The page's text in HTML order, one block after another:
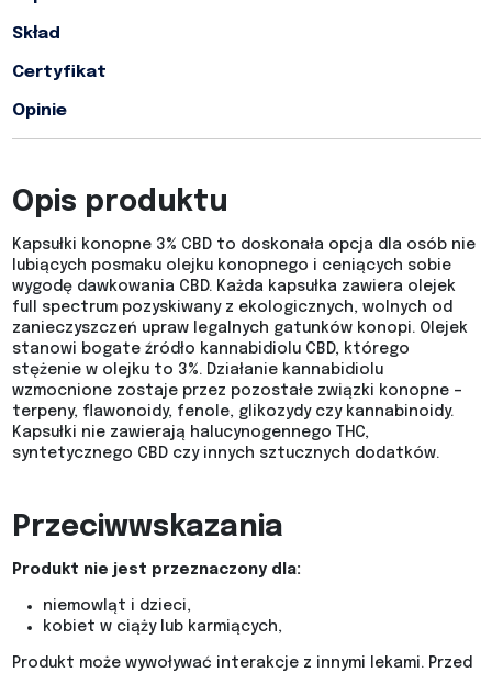
Skład
Certyfikat
Opinie
Opis produktu
Kapsułki konopne 3% CBD to doskonała opcja dla osób nie
lubiących posmaku olejku konopnego i ceniących sobie
wygodę dawkowania CBD. Każda kapsułka zawiera olejek
full spectrum pozyskiwany z ekologicznych, wolnych od
zanieczyszczeń upraw legalnych gatunków konopi. Olejek
stanowi bogate źródło kannabidiolu CBD, którego
stężenie w olejku to 3%. Działanie kannabidiolu
wzmocnione zostaje przez pozostałe związki konopne –
terpeny, flawonoidy, fenole, glikozydy czy kannabinoidy.
Kapsułki nie zawierają halucynogennego THC,
syntetycznego CBD czy innych sztucznych dodatków.
Przeciwwskazania
Produkt nie jest przeznaczony dla:
niemowląt i dzieci,
kobiet w ciąży lub karmiących,
Produkt może wywoływać interakcje z innymi lekami. Przed